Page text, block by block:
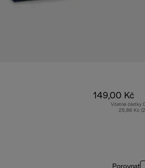
149,00 Kč
Včetně částky
25,86 Kč